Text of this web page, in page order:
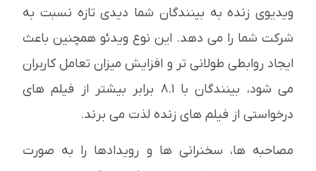
ویدیوی زنده به بینندگان شما دیدی تازه نسبت به
شرکت شما را می دهد. این نوع ویدئو همچنین باعث
ایجاد روابطی طولانی تر و افزایش میزان تعامل کاربران
می شود، بینندگان با 8.1 برابر بیشتر از فیلم های
درخواستی از فیلم های زنده لذت می برند.
مصاحبه ها، سخنرانی ها و رویدادها را به صورت